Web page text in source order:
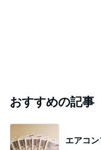
おすすめの記事
エアコ